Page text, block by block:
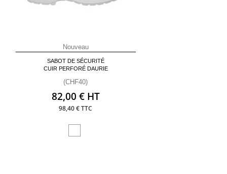
Nouveau
SABOT DE SÉCURITÉ
CUIR PERFORÉ DAURIE
(CHF40)
82,00 € HT
98,40 € TTC